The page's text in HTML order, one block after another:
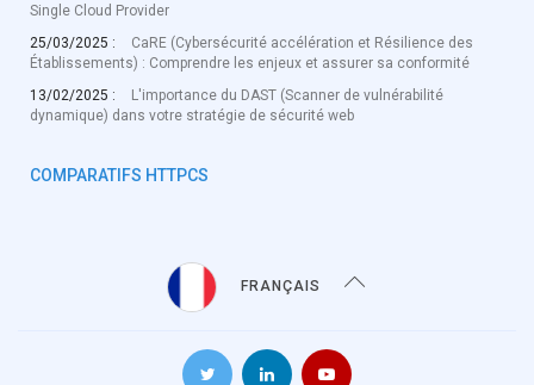
Single Cloud Provider
25/03/2025 :
CaRE (Cybersécurité accélération et Résilience des
Établissements) : Comprendre les enjeux et assurer sa conformité
13/02/2025 :
L'importance du DAST (Scanner de vulnérabilité
dynamique) dans votre stratégie de sécurité web
COMPARATIFS HTTPCS
FRANÇAIS